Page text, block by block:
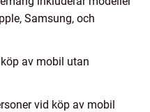
Samsung, och
av mobil utan
vid köp av mobil